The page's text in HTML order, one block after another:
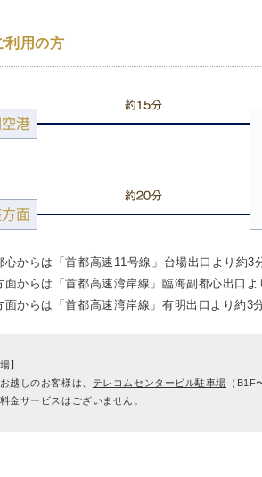
利用の方
心からは「首都高速11号線」台場出口より約3
面からは「首都高速湾岸線」臨海副都心出口よ
面からは「首都高速湾岸線」有明出口より約3
】
越しのお客様は、 テレコムセンタービル駐車場 （B1F
金サービスはございません。